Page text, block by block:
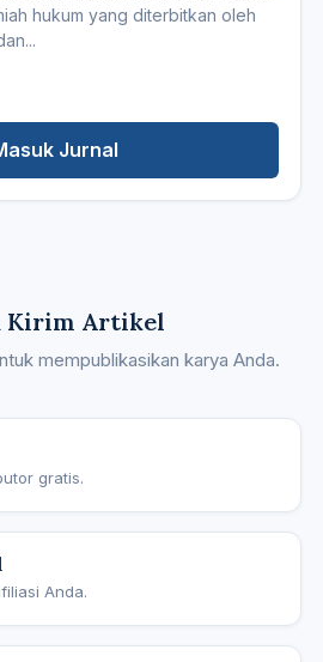
Jurnal
Kirim Artikel
mempublikasikan karya Anda.
gratis.
Anda.